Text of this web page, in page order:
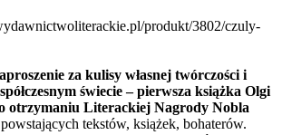
produkt/3802/czuly-
za kulisy własnej twórczości i
świecie – pierwsza książka Olgi
otrzymaniu Literackiej Nagrody Nobla
tekstów, książek, bohaterów.